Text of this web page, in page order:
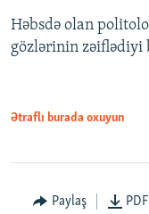
Həbsdə olan
gözlərinin
Ətraflı burada oxuyun
Paylaş PDF